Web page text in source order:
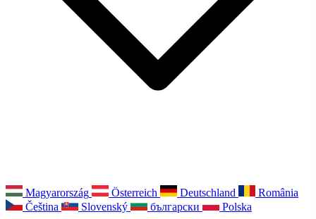
Magyarország Österreich Deutschland
România
Čeština
Slovenský български
Polska